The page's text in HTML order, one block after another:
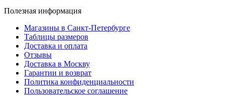
Полезная информация
Магазины в Санкт-Петербурге
Таблицы размеров
Доставка и оплата
Отзывы
Доставка в Москву
Гарантии и возврат
Политика конфиденциальности
Пользовательское соглашение